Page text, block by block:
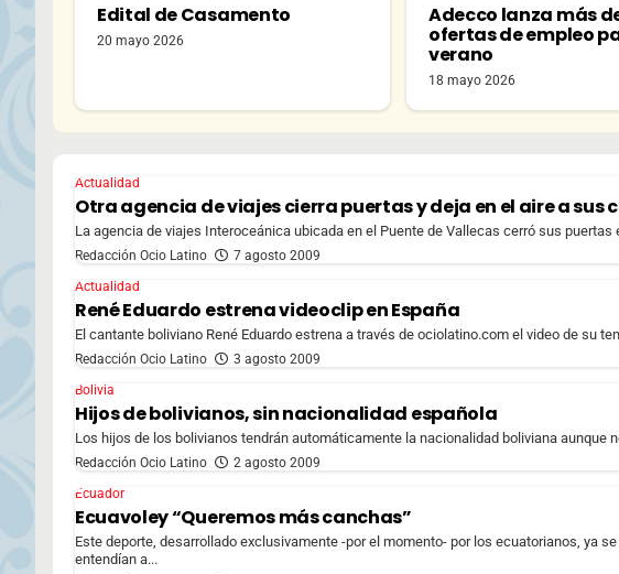
Edital de Casamento
20 mayo 2026
Adecco lanza más
ofertas de empleo
verano
18 mayo 2026
Actualidad
Otra agencia de viajes cierra puertas y deja en el aire a sus
La agencia de viajes Interoceánica ubicada en el Puente de Vallecas cerró sus puertas
Redacción Ocio Latino
7 agosto 2009
Actualidad
René Eduardo estrena videoclip en España
El cantante boliviano René Eduardo estrena a través de ociolatino.com el video de su
Redacción Ocio Latino
3 agosto 2009
Bolivia
Hijos de bolivianos, sin nacionalidad española
Los hijos de los bolivianos tendrán automáticamente la nacionalidad boliviana aunque
Redacción Ocio Latino
2 agosto 2009
Ecuador
Ecuavoley “Queremos más canchas”
Este deporte, desarrollado exclusivamente -por el momento- por los ecuatorianos, ya
entendían a...